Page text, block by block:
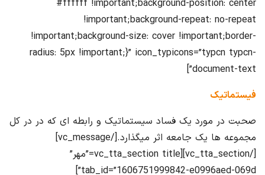
#ffffff !important;background-position: center
!important;background-repeat: no-repeat
!important;background-size: cover !important;border-
radius: 5px !important;}” icon_typicons=”typcn typcn-
document-text”]
فیستماتیک
صحبت در مورد یک فساد سیستماتیک و رابطه ای که در در کل
مجموعه ها یک جامعه اثر میگذارد.[/vc_message]
[/vc_tta_section][vc_tta_section title=”مهر”
tab_id=”1606751999842-e0996aed-069d”]